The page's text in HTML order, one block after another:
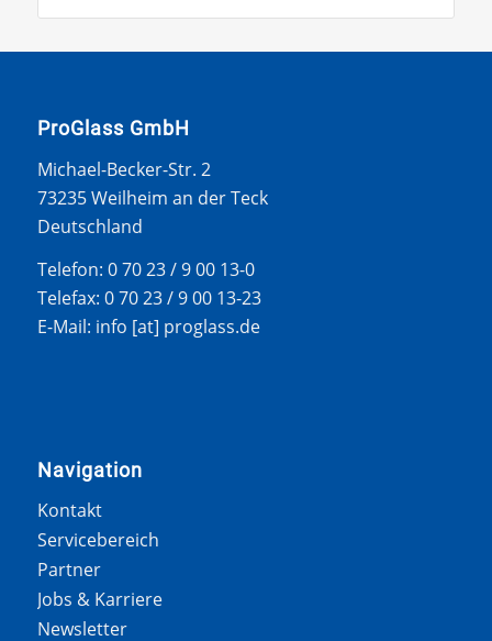
ProGlass GmbH
Michael-Becker-Str. 2
73235 Weilheim an der Teck
Deutschland
Telefon: 0 70 23 / 9 00 13-0
Telefax: 0 70 23 / 9 00 13-23
E-Mail: info [at] proglass.de
Navigation
Kontakt
Servicebereich
Partner
Jobs & Karriere
Newsletter